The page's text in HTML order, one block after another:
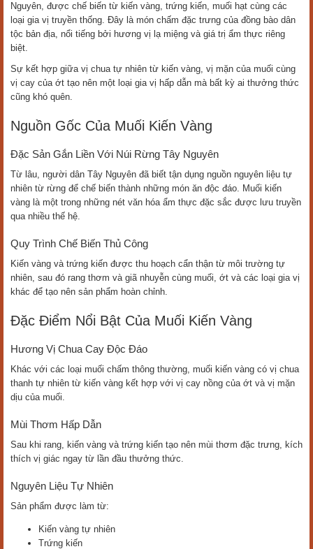
Nguyên, được chế biến từ kiến vàng, trứng kiến, muối hạt cùng các
loại gia vị truyền thống. Đây là món chấm đặc trưng của đồng bào dân
tộc bản địa, nổi tiếng bởi hương vị lạ miệng và giá trị ẩm thực riêng
biệt.
Sự kết hợp giữa vị chua tự nhiên từ kiến vàng, vị mặn của muối cùng
vị cay của ớt tạo nên một loại gia vị hấp dẫn mà bất kỳ ai thưởng thức
cũng khó quên.
Nguồn Gốc Của Muối Kiến Vàng
Đặc Sản Gắn Liền Với Núi Rừng Tây Nguyên
Từ lâu, người dân Tây Nguyên đã biết tận dụng nguồn nguyên liệu tự
nhiên từ rừng để chế biến thành những món ăn độc đáo. Muối kiến
vàng là một trong những nét văn hóa ẩm thực đặc sắc được lưu truyền
qua nhiều thế hệ.
Quy Trình Chế Biến Thủ Công
Kiến vàng và trứng kiến được thu hoạch cẩn thận từ môi trường tự
nhiên, sau đó rang thơm và giã nhuyễn cùng muối, ớt và các loại gia vị
khác để tạo nên sản phẩm hoàn chỉnh.
Đặc Điểm Nổi Bật Của Muối Kiến Vàng
Hương Vị Chua Cay Độc Đáo
Khác với các loại muối chấm thông thường, muối kiến vàng có vị chua
thanh tự nhiên từ kiến vàng kết hợp với vị cay nồng của ớt và vị mặn
dịu của muối.
Mùi Thơm Hấp Dẫn
Sau khi rang, kiến vàng và trứng kiến tạo nên mùi thơm đặc trưng, kích
thích vị giác ngay từ lần đầu thưởng thức.
Nguyên Liệu Tự Nhiên
Sản phẩm được làm từ:
Kiến vàng tự nhiên
Trứng kiến